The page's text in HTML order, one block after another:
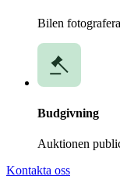
Bilen
Budgivning
Auktionen
Kontakta oss